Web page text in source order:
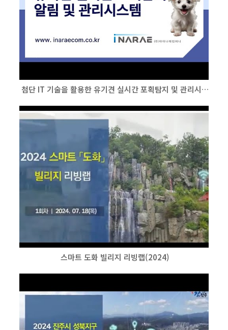
첨단 IT 기술을 활용한 유기견 실시간 포획탐지 및 관리시스템
스마트 도화 빌리지 리빙랩(2024)